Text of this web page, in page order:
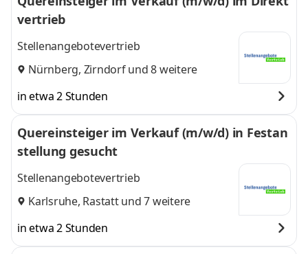
vertrieb
Stellenangebotevertrieb
Nürnberg, Zirndorfund 8 weitere
in etwa 2 Stunden
Quereinsteiger im Verkauf (m/w/d) in Festan
stellung gesucht
Stellenangebotevertrieb
Karlsruhe, Rastattund 7 weitere
in etwa 2 Stunden